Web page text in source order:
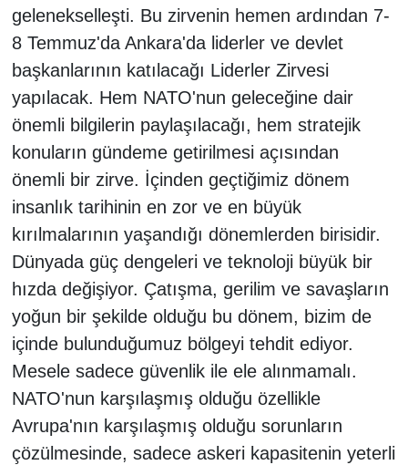
gelenekselleşti. Bu zirvenin hemen ardından 7-
8 Temmuz'da Ankara'da liderler ve devlet
başkanlarının katılacağı Liderler Zirvesi
yapılacak. Hem NATO'nun geleceğine dair
önemli bilgilerin paylaşılacağı, hem stratejik
konuların gündeme getirilmesi açısından
önemli bir zirve. İçinden geçtiğimiz dönem
insanlık tarihinin en zor ve en büyük
kırılmalarının yaşandığı dönemlerden birisidir.
Dünyada güç dengeleri ve teknoloji büyük bir
hızda değişiyor. Çatışma, gerilim ve savaşların
yoğun bir şekilde olduğu bu dönem, bizim de
içinde bulunduğumuz bölgeyi tehdit ediyor.
Mesele sadece güvenlik ile ele alınmamalı.
NATO'nun karşılaşmış olduğu özellikle
Avrupa'nın karşılaşmış olduğu sorunların
çözülmesinde, sadece askeri kapasitenin yeterli